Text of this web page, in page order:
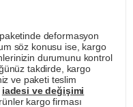
deformasyon
söz konusu ise, kargo
durumunu kontrol
takdirde, kargo
ve paketi teslim
iadesi ve değişimi
kargo firması